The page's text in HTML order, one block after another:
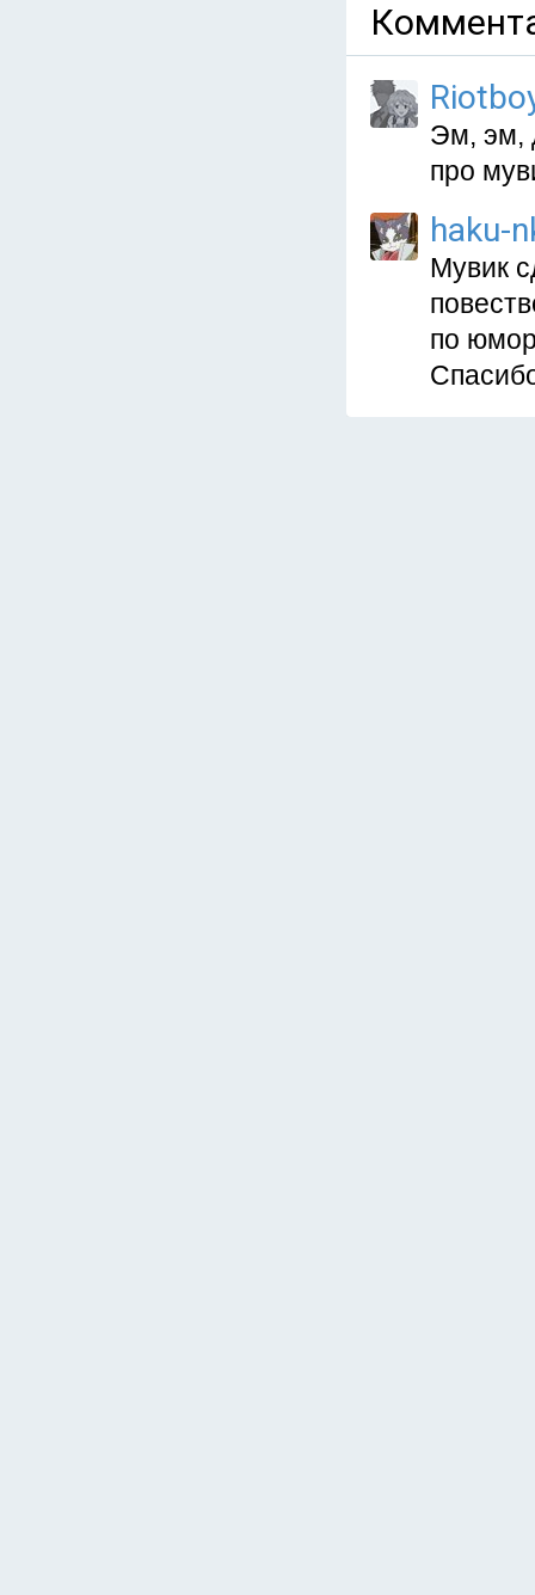
Эм, эм,
про
haku-
Мувик
по